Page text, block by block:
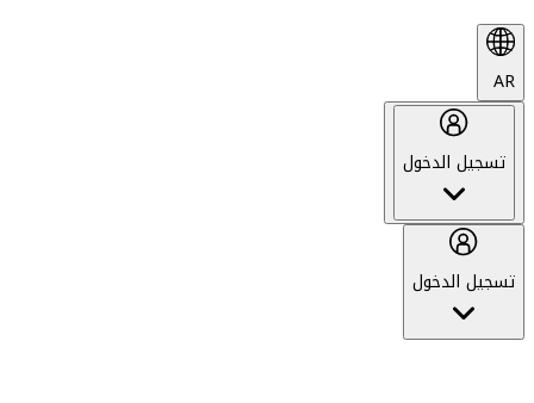
AR
تسجيل الدخول
تسجيل الدخول